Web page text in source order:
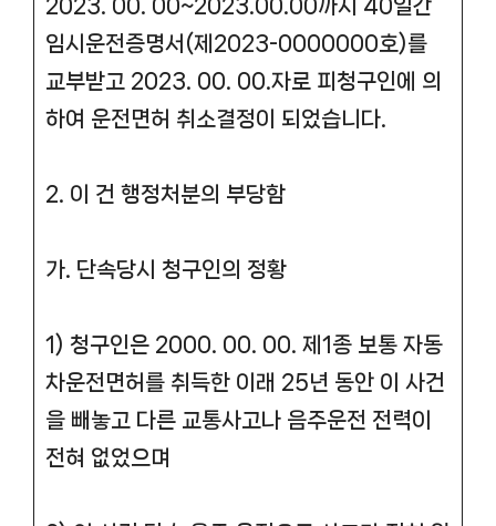
2023. 00. 00~2023.00.00까지 40일간
임시운전증명서(제2023-0000000호)를
교부받고 2023. 00. 00.자로 피청구인에 의
하여 운전면허 취소결정이 되었습니다.
2. 이 건 행정처분의 부당함
가. 단속당시 청구인의 정황
1) 청구인은 2000. 00. 00. 제1종 보통 자동
차운전면허를 취득한 이래 25년 동안 이 사건
을 빼놓고 다른 교통사고나 음주운전 전력이
전혀 없었으며